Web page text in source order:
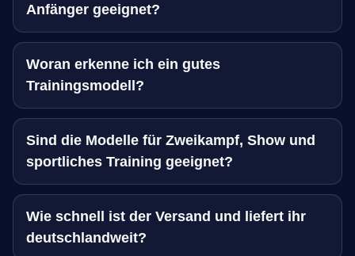
Anfänger geeignet?
Woran erkenne ich ein gutes
Trainingsmodell?
Sind die Modelle für Zweikampf, Show und
sportliches Training geeignet?
Wie schnell ist der Versand und liefert ihr
deutschlandweit?